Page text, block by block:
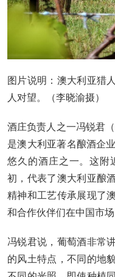
图片说明：澳大利亚猎
人对望。（李晓渝摄）
酒庄负责人之一冯锐君
是澳大利亚著名酿酒企
悠久的酒庄之一。这附
初，代表了澳大利亚酿
精神和工艺传承展现了
和合作伙伴们在中国市
冯锐君说，葡萄酒非常
的风土特点，不同的地